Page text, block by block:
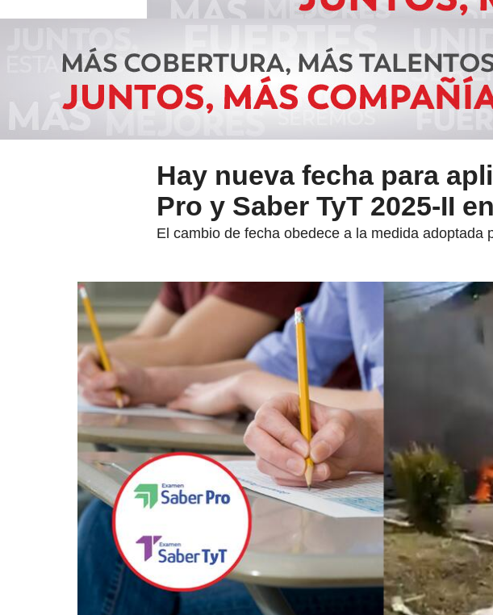
Hay nueva fecha para
Pro y Saber TyT 2025-II
El cambio de fecha obedece a la medida